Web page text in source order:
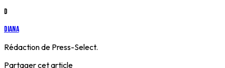
D
Diana
Rédaction de Press-Select.
Partager cet article